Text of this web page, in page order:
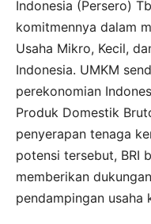
Indonesia (Persero)
komitmennya dalam
Usaha Mikro, Kecil,
Indonesia. UMKM
perekonomian
Produk Domestik
penyerapan tenaga
potensi tersebut, BRI
memberikan
pendampingan usaha